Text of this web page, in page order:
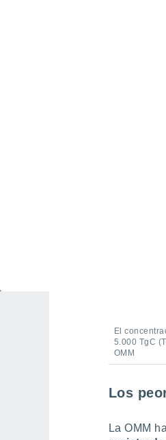
El
5.000 TgC
OMM
Los
La OMM